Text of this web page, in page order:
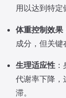
用以达到特定
体重控制效果
成分，但关键
生理适应性
代谢率下降，
滞。